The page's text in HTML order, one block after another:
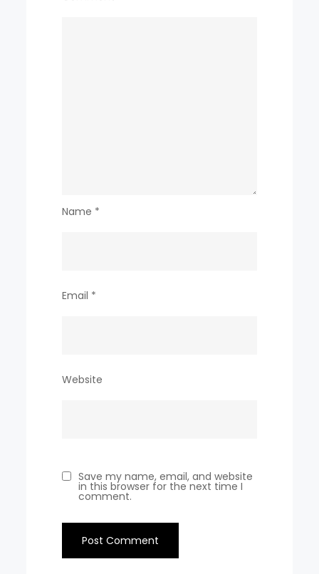
Name *
Email *
Website
Save my name, email, and website
in this browser for the next time I
comment.